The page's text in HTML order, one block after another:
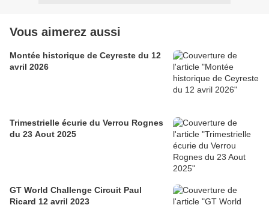
Vous aimerez aussi
Montée historique de Ceyreste du 12
avril 2026
Trimestrielle écurie du Verrou Rognes
du 23 Aout 2025
GT World Challenge Circuit Paul
Ricard 12 avril 2023